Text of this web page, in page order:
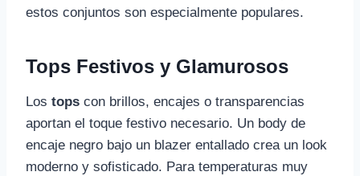
estos conjuntos son especialmente populares.
Tops Festivos y Glamurosos
Los tops con brillos, encajes o transparencias
aportan el toque festivo necesario. Un body de
encaje negro bajo un blazer entallado crea un look
moderno y sofisticado. Para temperaturas muy